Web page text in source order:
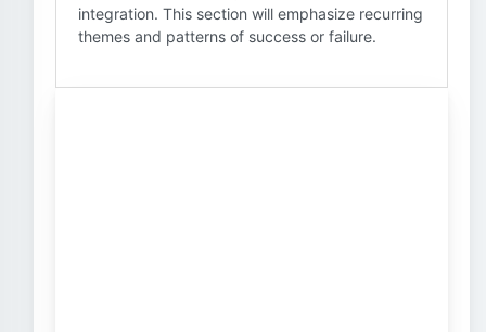
integration. This section will emphasize recurring
themes and patterns of success or failure.